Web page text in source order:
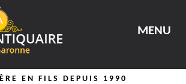
MENU
EN FILS DEPUIS 1990